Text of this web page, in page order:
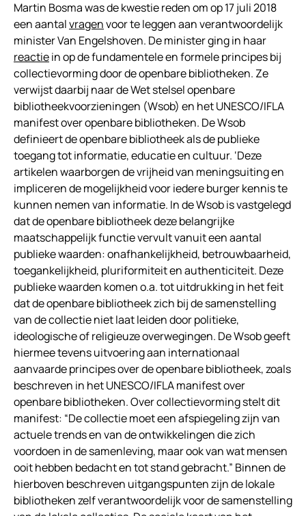
Martin Bosma was de kwestie reden om op 17 juli 2018
een aantalvragenvoor te leggen aan verantwoordelijk
minister Van Engelshoven. De minister ging in haar
reactiein op de fundamentele en formele principes bij
collectievorming door de openbare bibliotheken. Ze
verwijst daarbij naar de Wet stelsel openbare
bibliotheekvoorzieningen (Wsob) en het UNESCO/IFLA
manifest over openbare bibliotheken. De Wsob
definieert de openbare bibliotheek als de publieke
toegang tot informatie, educatie en cultuur. ‘Deze
artikelen waarborgen de vrijheid van meningsuiting en
impliceren de mogelijkheid voor iedere burger kennis te
kunnen nemen van informatie. In de Wsob is vastgelegd
dat de openbare bibliotheek deze belangrijke
maatschappelijk functie vervult vanuit een aantal
publieke waarden: onafhankelijkheid, betrouwbaarheid,
toegankelijkheid, pluriformiteit en authenticiteit. Deze
publieke waarden komen o.a. tot uitdrukking in het feit
dat de openbare bibliotheek zich bij de samenstelling
van de collectie niet laat leiden door politieke,
ideologische of religieuze overwegingen. De Wsob geeft
hiermee tevens uitvoering aan internationaal
aanvaarde principes over de openbare bibliotheek, zoals
beschreven in het UNESCO/IFLA manifest over
openbare bibliotheken. Over collectievorming stelt dit
manifest: “De collectie moet een afspiegeling zijn van
actuele trends en van de ontwikkelingen die zich
voordoen in de samenleving, maar ook van wat mensen
ooit hebben bedacht en tot stand gebracht.” Binnen de
hierboven beschreven uitgangspunten zijn de lokale
bibliotheken zelf verantwoordelijk voor de samenstelling